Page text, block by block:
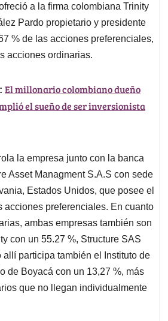
a la firma colombiana Trinity
Pardo propietario y presidente
% de las acciones preferenciales,
acciones ordinarias.
El millonario colombiano dueño
el sueño de ser inversionista
la empresa junto con la banca
Asset Managment S.A.S con sede
Estados Unidos, que posee el
acciones preferenciales. En cuanto
ambas empresas también son
con un 55.27 %, Structure SAS
allí participa también el Instituto de
de Boyacá con un 13,27 %, más
que no llegan individualmente